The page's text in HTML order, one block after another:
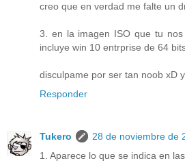
creo que en verdad me falte un
3. en la imagen ISO que tu
incluye win 10 entrprise de 64
disculpame por ser tan noob xD
Responder
Tukero
28 de noviembre de
1. Aparece lo que se indica en